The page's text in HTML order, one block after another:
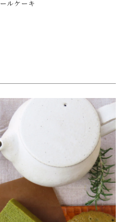
ールケーキ